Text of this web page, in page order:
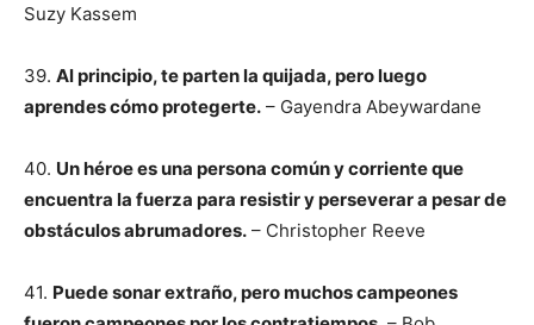
Suzy Kassem
39. Al principio, te parten la quijada, pero luego
aprendes cómo protegerte. – Gayendra Abeywardane
40. Un héroe es una persona común y corriente que
encuentra la fuerza para resistir y perseverar a pesar de
obstáculos abrumadores. – Christopher Reeve
41. Puede sonar extraño, pero muchos campeones